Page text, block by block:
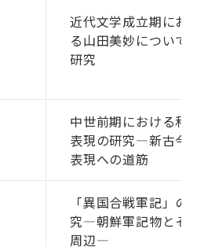
近代文学成立期にお
る山田美妙について
研究
中世前期における和
表現の研究―新古今
表現への道筋
「異国合戦軍記」の
究―朝鮮軍記物とそ
周辺―